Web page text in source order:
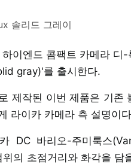
솔리드 그레이
이엔드 콤팩트 카메라 디
gray)'를 출시한다.
제작된 이번 제품은 기존
라이카 카메라 측 설명이
DC 바리오-주미룩스
의 초점거리와 화각을 담